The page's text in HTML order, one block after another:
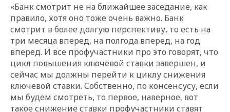
«Банк смотрит не на ближайшее заседание, как
правило, хотя оно тоже очень важно. Банк
смотрит в более долгую перспективу, то есть на
три месяца вперед, на полгода вперед, на год
вперед. И все профучастники про это говорят, что
цикл повышения ключевой ставки завершен, и
сейчас мы должны перейти к циклу снижения
ключевой ставки. Собственно, по консенсусу, если
мы будем смотреть, то первое, наверное, вот
такое снижение ставки профучастники ставят